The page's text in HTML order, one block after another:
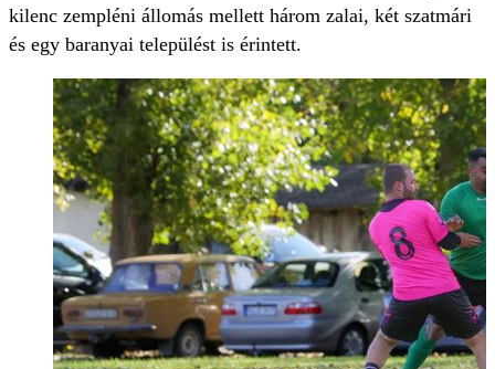
kilenc zempléni állomás mellett három zalai, két szatmári
és egy baranyai települést is érintett.